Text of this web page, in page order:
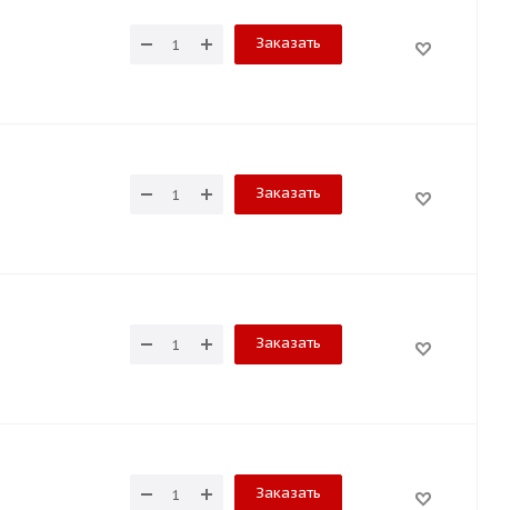
Заказать
Заказать
Заказать
Заказать